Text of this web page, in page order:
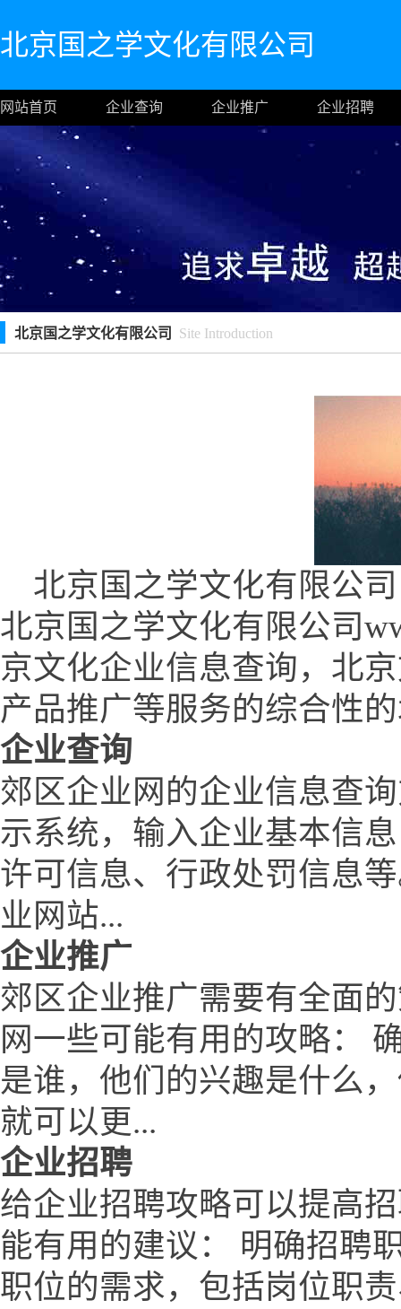
北京国之学文化有限公司
网站首页 企业查询 企业推广 企业招聘
北京国之学文化有限公司 Site Introduction
北京国之学文化有限公司
北京国之学文化有限公司
京文化企业信息查询，北
产品推广等服务的综合性
企业查询
郊区企业网的企业信息查
示系统，输入企业基本信
许可信息、行政处罚信息
业网站...
企业推广
郊区企业推广需要有全面
网一些可能有用的攻略：
是谁，他们的兴趣是什么
就可以更...
企业招聘
给企业招聘攻略可以提高
能有用的建议： 明确招聘
职位的需求，包括岗位职